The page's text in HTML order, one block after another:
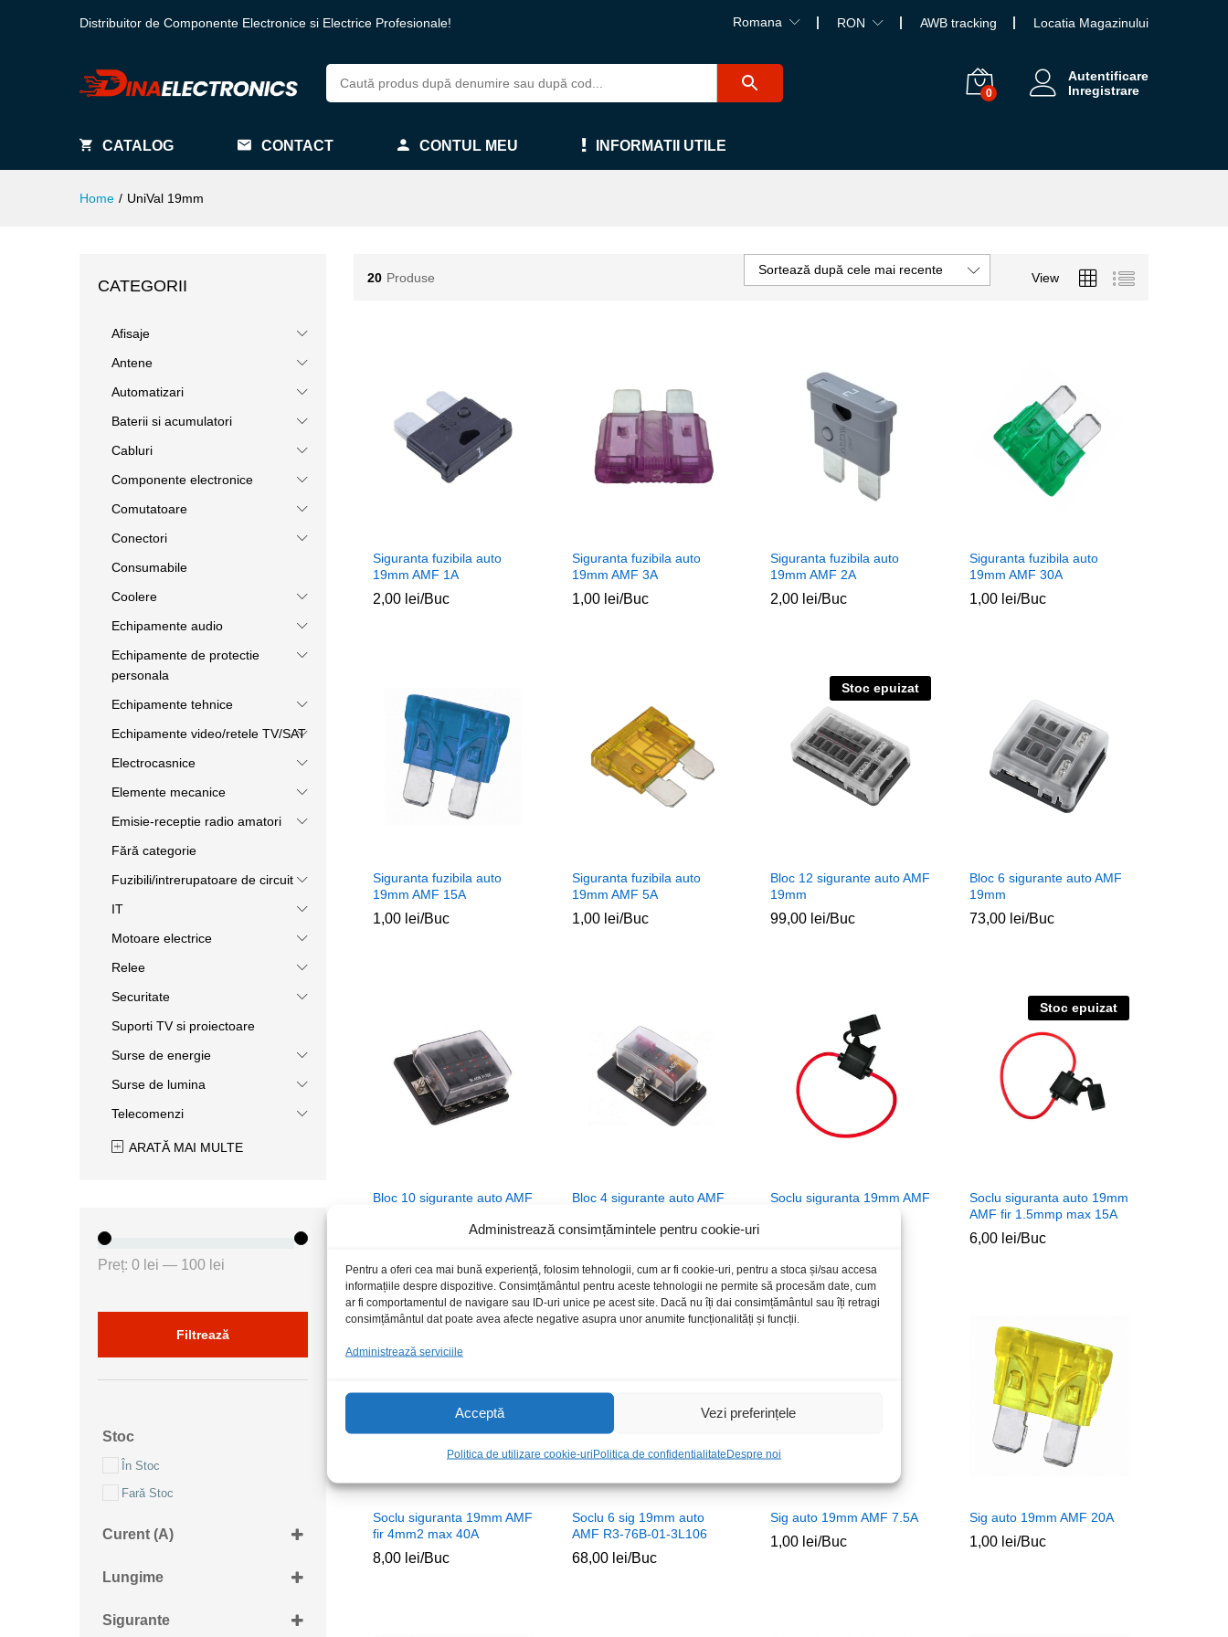
Administrează consimțămintele pentru cookie-uri
Pentru a oferi cea mai bună experiență, folosim tehnologii, cum ar fi cookie-uri, pentru a stoca și/sau accesa
informațiile despre dispozitive. Consimțământul pentru aceste tehnologii ne permite să procesăm date, cum
ar fi comportamentul de navigare sau ID-uri unice pe acest site. Dacă nu îți dai consimțământul sau îți retragi
consimțământul dat poate avea afecte negative asupra unor anumite funcționalități și funcții.
Administrează serviciile
Acceptă Vezi preferințele
Politica de utilizare cookie-uriPolitica de confidentialitateDespre noi
Distribuitor de Componente Electronice si Electrice Profesionale! Romana RON AWB tracking Locatia Magazinului
0
Autentificare
Inregistrare
CATALOG CONTACT CONTUL MEU INFORMATII UTILE
Home / UniVal 19mm
20 Produse View
Sortează după cele mai recente
Siguranta fuzibila auto
19mm AMF 1A
2,00 lei/Buc
2,00 lei
Siguranta fuzibila auto
19mm AMF 3A
1,00 lei/Buc
1,00 lei
Siguranta fuzibila auto
19mm AMF 2A
2,00 lei/Buc
2,00 lei
Siguranta fuzibila auto
19mm AMF 30A
1,00 lei/Buc
1,00 lei
Siguranta fuzibila auto
19mm AMF 15A
1,00 lei/Buc
1,00 lei
Siguranta fuzibila auto
19mm AMF 5A
1,00 lei/Buc
1,00 lei
Stoc epuizat
Bloc 12 sigurante auto AMF
19mm
99,00 lei/Buc
99,00 lei
Bloc 6 sigurante auto AMF
19mm
73,00 lei/Buc
73,00 lei
Bloc 10 sigurante auto AMF
Bloc 4 sigurante auto AMF
49,00lei/Buc
49,00lei
Soclu siguranta 19mm AMF
Stoc epuizat
Soclu siguranta auto 19mm
AMF fir 1.5mmp max 15A
6,00 lei/Buc
6,00 lei
Stoc epuizat
Soclu siguranta 19mm AMF
fir 4mm2 max 40A
8,00 lei/Buc
8,00 lei
Stoc epuizat
Soclu 6 sig 19mm auto
AMF R3-76B-01-3L106
68,00 lei/Buc
68,00 lei
Sig auto 19mm AMF 7.5A
1,00 lei/Buc
1,00 lei
Sig auto 19mm AMF 20A
1,00 lei/Buc
1,00 lei
CATEGORII
Afisaje
Antene
Automatizari
Baterii si acumulatori
Cabluri
Componente electronice
Comutatoare
Conectori
Consumabile
Coolere
Echipamente audio
Echipamente de protectie
personala
Echipamente tehnice
Echipamente video/retele TV/SAT
Electrocasnice
Elemente mecanice
Emisie-receptie radio amatori
Fără categorie
Fuzibili/intrerupatoare de circuit
IT
Motoare electrice
Relee
Securitate
Suporti TV si proiectoare
Surse de energie
Surse de lumina
Telecomenzi
ARATĂ MAI MULTE
Filtrează
Preț: 0 lei — 100 lei
Stoc
În Stoc
Fară Stoc
Curent (A)
15A
Lungime
Sigurante